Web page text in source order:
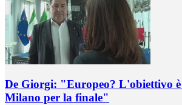
De Giorgi: "Europeo? L'obiettivo
Milano per la finale"